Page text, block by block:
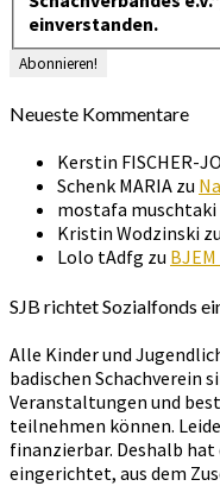
einverstanden.
Neueste Kommentare
Kerstin FISCHER-
Schenk MARIA zu
mostafa muschtaki
Kristin Wodzinski zu
Lolo tAdfg zu
SJB richtet Sozialfonds
Alle Kinder und
badischen Schachverein
Veranstaltungen und
teilnehmen können.
finanzierbar. Deshalb hat
eingerichtet, aus dem